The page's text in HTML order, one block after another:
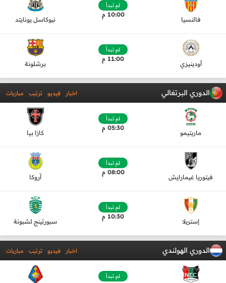
فالنسيا
لم تبدأ
10:00 م
نيوكاسل يونايتد
أودينيزي
لم تبدأ
11:00 م
برشلونة
الدوري البرتغالي اخبار فيديو ترتيب مباريات
ماريتيمو
لم تبدأ
05:30 م
كازا بيا
فيتوريا غيمارايش
لم تبدأ
08:00 م
آروكا
إستريلا
لم تبدأ
10:30 م
سبورتينج لشبونة
الدوري الهولندي اخبار فيديو ترتيب مباريات
لم تبدأ